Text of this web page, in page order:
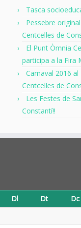
Tasca
Pessebre
Centcelles de
El Punt Òmnia
participa a la Fira
Carnaval 2016
Centcelles de
Les Festes de
Constantí!!
Dl Dt Dc